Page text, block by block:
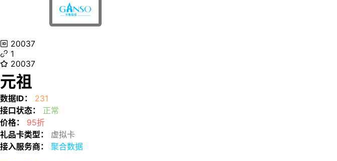
20037
1
20037
元祖
数据ID：
231
接口状态：
正常
价格：
95折
礼品卡类型：
虚拟卡
接入服务商：
聚合数据